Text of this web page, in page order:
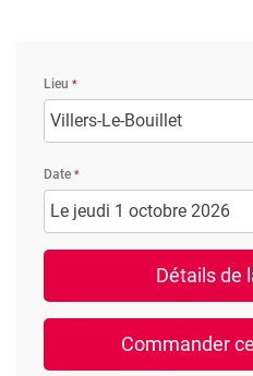
Lieu
Villers-Le-Bouillet
Date
Le jeudi 1 octobre 2026